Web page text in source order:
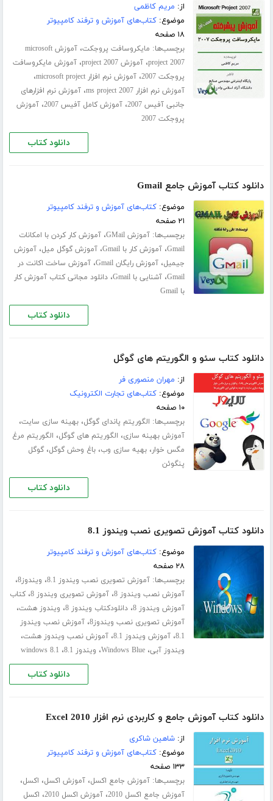
از: مریم کاظمی
موضوع:کتاب‌های آموزش و ترفند کامپیوتر
۱۸ صفحه
برچسب‌ها: مایکروسافت پروجکت،
آموزش microsoft
project 2007،آموزش project 2007 ،آموزش مایکروسافت
پروجکت 2007
،آموزش نرم افزار microsoft project ،
آموزش نرم افزار ms project 2007 ،آموزش نرم افزارهای
جانبی آفیس 2007
،آموزش کامل آفیس 2007 ،آموزش
پروجکت 2007
دانلود کتاب
دانلود کتاب آموزش جامع Gmail
موضوع:کتاب‌های آموزش و ترفند کامپیوتر
۲۱ صفحه
برچسب‌ها:آموزش GMail ،آموزش کار کردن با امکانات
Gmail،آموزش کار با Gmail ،آموزش گوگل میل،آموزش
جیمیل،آموزش رایگان Gmail ،آموزش ساخت اکانت در
Gmail،آشنایی با Gmail ،دانلود مجانی کتاب آموزش کار
با Gmail
دانلود کتاب
دانلود کتاب سئو و الگوریتم های گوگل
از: مهران منصوری فر
موضوع:کتاب‌های تجارت الکترونیک
۱۰ صفحه
برچسب‌ها: الگوریتم پاندای گوگل،بهینه سازی سایت،
آموزش بهینه سازی، الگوریتم های گوگل، الگوریتم مرغ
مگس خوار،بهیه سازی وب،باغ وحش گوگل،گوگل
پنگوئن
دانلود کتاب
دانلود کتاب آموزش تصویری نصب ویندوز 8.1
موضوع:کتاب‌های آموزش و ترفند کامپیوتر
۲۸ صفحه
برچسب‌ها:آموزش تصویری نصب ویندوز 8.1 ، ویندوز8 ،
آموزش نصب ویندوز 8 ،آموزش تصویری ویندوز 8 ،کتاب
آموزش ویندوز 8 ،دانلودکتاب ویندوز 8 ، ویندوز هشت،
آموزش تصویری نصب ویندوز8 ،آموزش نصب ویندوز
8.1،آموزش ویندوز 8.1 ،آموزش نصب ویندوز هشت،
ویندوز آبی،Windows Blue، ویندوز 8.1 ، windows 8.1
دانلود کتاب
دانلود کتاب آموزش جامع و کاربردی نرم افزار Excel 2010
از:شاهین شاکری
موضوع:کتاب‌های آموزش و ترفند کامپیوتر
۱۳۳ صفحه
برچسب‌ها:آموزش جامع اکسل،آموزش اکسل، اکسل،
آموزش جامع اکسل 2010 ،آموزش اکسل 2010 ، اکسل